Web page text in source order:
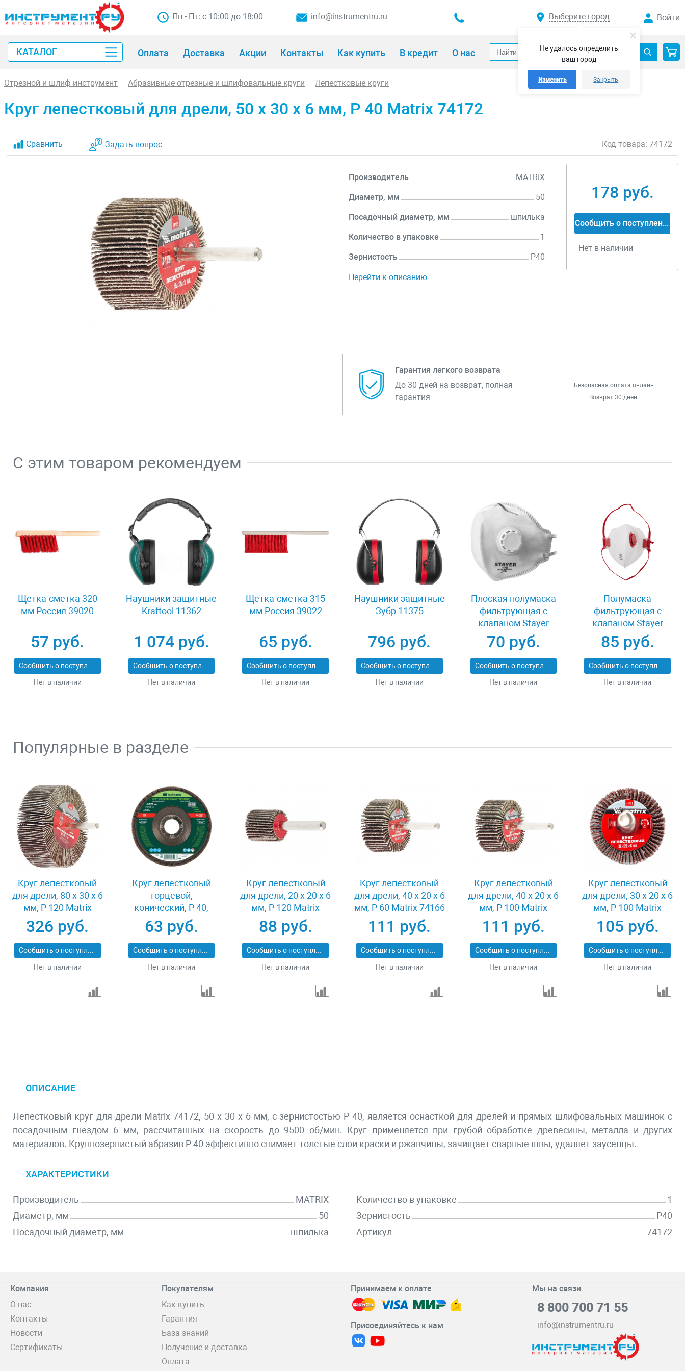
Не удалось определить
ваш город
Изменить Закрыть
Пн - Пт: с 10:00 до 18:00 info@instrumentru.ru Выберите город Войти
КАТАЛОГ Оплата Доставка Акции Контакты Как купить В кредит О нас
Отрезной и шлиф инструмент Абразивные отрезные и шлифовальные круги Лепестковые круги
Круг лепестковый для дрели, 50 х 30 х 6 мм, P 40 Matrix 74172
Сравнить Задать вопрос Код товара: 74172
Производитель MATRIX
Диаметр, мм 50
Посадочный диаметр, мм шпилька
Количество в упаковке 1
Зернистость P40
Перейти к описанию
178 руб.
Сообщить о поступлении
Нет в наличии
Гарантия легкого возврата
До 30 дней на возврат, полная
гарантия
Безопасная оплата онлайн
Возврат 30 дней
С этим товаром рекомендуем
Щетка-сметка 320
мм Россия 39020
57 руб.
Сообщить о поступлении
Нет в наличии
Наушники защитные
Kraftool 11362
1 074 руб.
Сообщить о поступлении
Нет в наличии
Щетка-сметка 315
мм Россия 39022
65 руб.
Сообщить о поступлении
Нет в наличии
Наушники защитные
Зубр 11375
796 руб.
Сообщить о поступлении
Нет в наличии
Плоская полумаска
фильтрующая с
клапаном Stayer
11113_z01
70 руб.
Сообщить о поступлении
Нет в наличии
Полумаска
фильтрующая с
клапаном Stayer
MASTER 11116
85 руб.
Сообщить о поступлении
Нет в наличии
Популярные в разделе
Круг лепестковый
для дрели, 80 х 30 х 6
мм, P 120 Matrix
74146
326 руб.
Сообщить о поступлении
Нет в наличии
Круг лепестковый
торцевой,
конический, Р 40,
125 х 22.2 мм
Сибртех 74083
63 руб.
Сообщить о поступлении
Нет в наличии
Круг лепестковый
для дрели, 20 х 20 х 6
мм, P 120 Matrix
74104
88 руб.
Сообщить о поступлении
Нет в наличии
Круг лепестковый
для дрели, 40 х 20 х 6
мм, P 60 Matrix 74166
111 руб.
Сообщить о поступлении
Нет в наличии
Круг лепестковый
для дрели, 40 х 20 х 6
мм, P 100 Matrix
74168
111 руб.
Сообщить о поступлении
Нет в наличии
Круг лепестковый
для дрели, 30 х 20 х 6
мм, P 100 Matrix
74161
105 руб.
Сообщить о поступлении
Нет в наличии
ОПИСАНИЕ
Лепестковый круг для дрели Matrix 74172, 50 х 30 х 6 мм, с зернистостью P 40, является оснасткой для дрелей и прямых шлифовальных машинок с
посадочным гнездом 6 мм, рассчитанных на скорость до 9500 об/мин. Круг применяется при грубой обработке древесины, металла и других
материалов. Крупнозернистый абразив P 40 эффективно снимает толстые слои краски и ржавчины, зачищает сварные швы, удаляет заусенцы.
ХАРАКТЕРИСТИКИ
Производитель
MATRIX
Диаметр, мм
50
Посадочный диаметр, мм
шпилька
Количество в упаковке
1
Зернистость
P40
Артикул
74172
Компания
О нас
Контакты
Новости
Сертификаты
Покупателям
Как купить
Гарантия
База знаний
Получение и доставка
Оплата
Принимаем к оплате
Присоединяйтесь к нам
Мы на связи
8 800 700 71 55
info@instrumentru.ru